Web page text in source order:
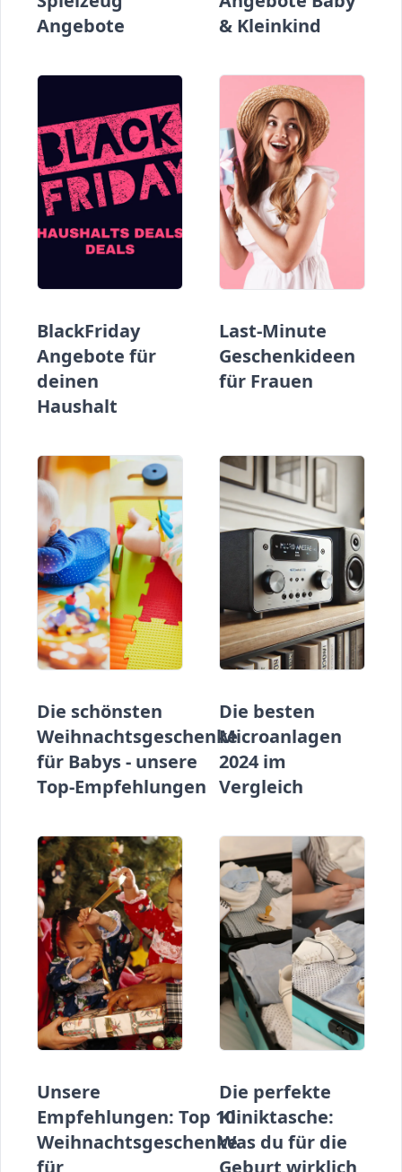
Angebote
& Kleinkind
BlackFriday
Angebote für
deinen
Haushalt
Last-Minute
Geschenkideen
für Frauen
Die schönsten
Weihnachtsgeschenke
für Babys - unsere
Top-Empfehlungen
Die besten
Microanlagen
2024 im
Vergleich
Unsere
Empfehlungen: Top 10
Weihnachtsgeschenke
für
Die perfekte
Kliniktasche:
Was du für die
Geburt wirklich